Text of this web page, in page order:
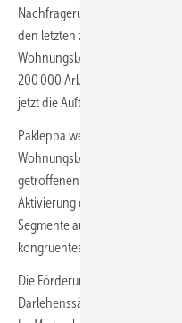
Nachfragerückgang auf die
den letzten zehn Jahren im
Wohnungsbau, bei der
200 000 Arbeitsplätze
jetzt die Aufträge für die
Pakleppa weist darauf hin,
Wohnungsbau nicht von
getroffenen Maßnahmen
Aktivierung der Nachfrage
Segmente auf der
kongruentes Handeln von
Die Förderung im
Darlehenssätzen und der